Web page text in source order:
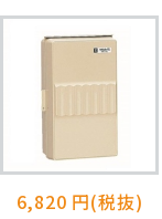
6,820 円(税抜)